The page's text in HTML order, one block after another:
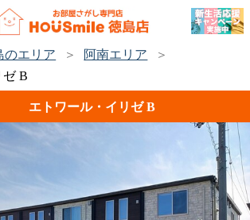
のエリア
阿南エリア
ゼ B
エトワール・イリゼ B